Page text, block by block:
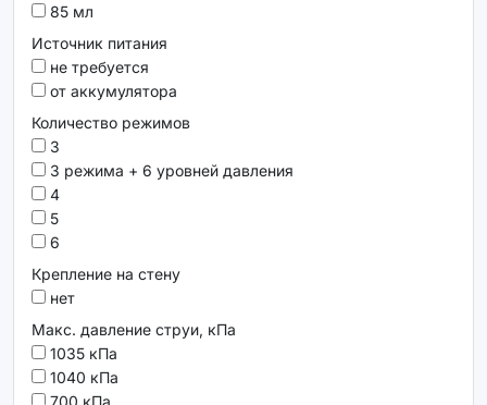
85 мл
Источник питания
не требуется
от аккумулятора
Количество режимов
3
3 режима + 6 уровней давления
4
5
6
Крепление на стену
нет
Макс. давление струи, кПа
1035 кПа
1040 кПа
700 кПа